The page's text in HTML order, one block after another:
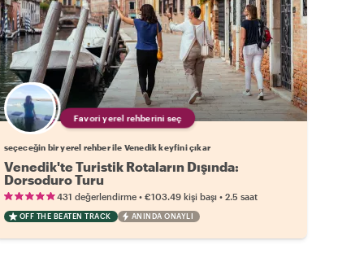
Favori yerel rehberini seç
seçeceğin bir yerel rehber ile Venedik keyfini çıkar
Venedik'te Turistik Rotaların Dışında:
Dorsoduro Turu
431 değerlendirme• €103.49 kişi başı• 2.5 saat
OFF THE BEATEN TRACK ANINDA ONAYLI